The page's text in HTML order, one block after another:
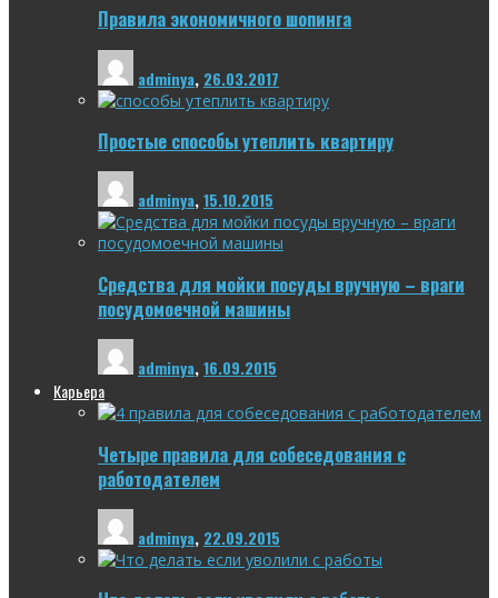
Правила экономичного шопинга
adminya, 26.03.2017
Простые способы утеплить квартиру
adminya,15.10.2015
Средства для мойки посуды вручную – враги
посудомоечной машины
adminya,16.09.2015
Карьера
Четыре правила для собеседования с
работодателем
adminya, 22.09.2015